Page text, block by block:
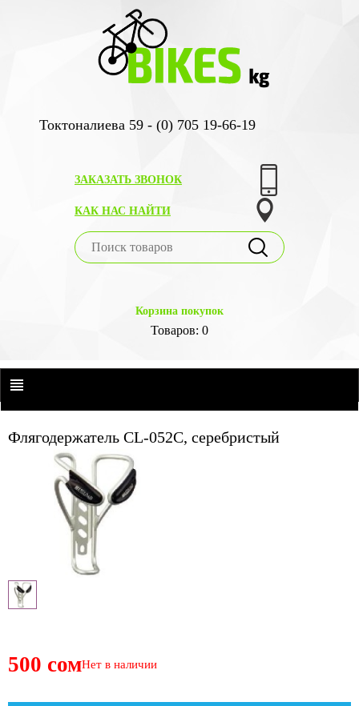
Токтоналиева 59 - (0) 705 19-66-19
ЗАКАЗАТЬ ЗВОНОК
КАК НАС НАЙТИ
Корзина покупок
Товаров: 0
Флягодержатель CL-052C, серебристый
500 сомНет в наличии